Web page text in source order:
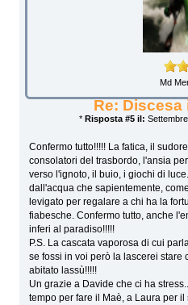
Md
Re: Discesa
* Risposta #5 il:
Confermo tutto!!!!! La fatica, il
consolatori del trasbordo, l'ansia
verso l'ignoto, il buio, i giochi di
dall'acqua che sapientemente,
levigato per regalare a chi ha la
fiabesche. Confermo tutto, anche
inferi al paradiso!!!!!
P.S. La cascata vaporosa di cui
se fossi in voi però la lascerei stare
abitato lassù!!!!!
Un grazie a Davide che ci ha
tempo per fare il Maè, a Laura per